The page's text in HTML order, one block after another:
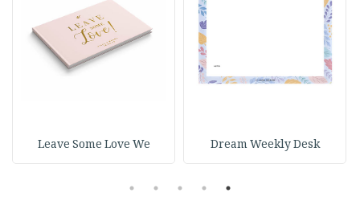
Dream Weekly Desk
Leave Some Love We
1
2
3
4
5